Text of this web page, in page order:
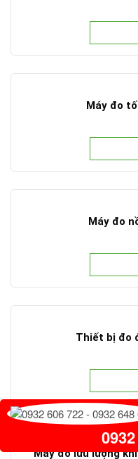
Máy đo
Máy đo
Thiết bị đo
Máy đo lưu lượng